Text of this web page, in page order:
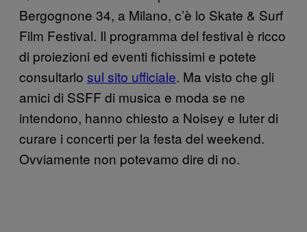
Bergognone 34, a Milano, c’è lo Skate & Surf
Film Festival. Il programma del festival è ricco
di proiezioni ed eventi fichissimi e potete
consultarlo sul sito ufficiale. Ma visto che gli
amici di SSFF di musica e moda se ne
intendono, hanno chiesto a Noisey e Iuter di
curare i concerti per la festa del weekend.
Ovviamente non potevamo dire di no.